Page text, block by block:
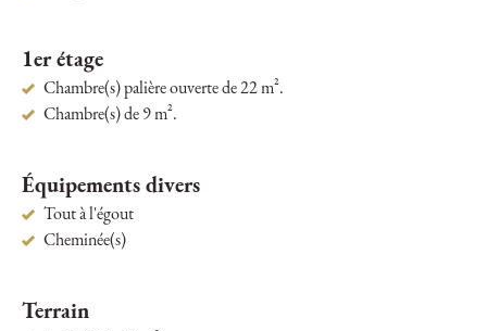
1er étage
Chambre(s) palière ouverte de 22 m².
Chambre(s) de 9 m².
Équipements divers
Tout à l'égout
Cheminée(s)
Terrain